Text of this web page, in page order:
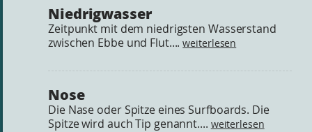
Niedrigwasser
Zeitpunkt mit dem niedrigsten Wasserstand
zwischen Ebbe und Flut....weiterlesen
Nose
Die Nase oder Spitze eines Surfboards. Die
Spitze wird auch Tip genannt.... weiterlesen